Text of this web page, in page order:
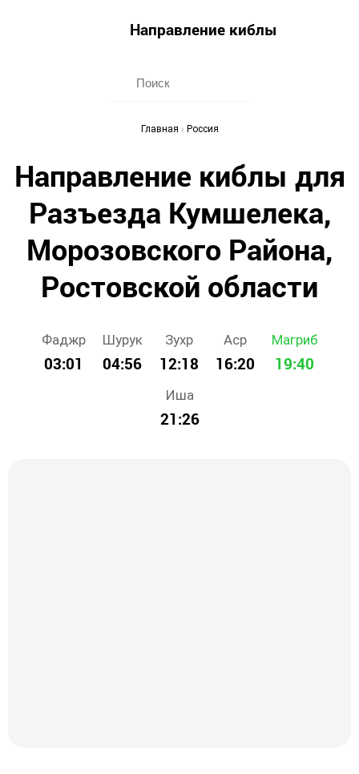
Направление киблы
Главная › Россия
Направление киблы для
Разъезда Кумшелека,
Морозовского Района,
Ростовской области
Фаджр
03:01
Шурук
04:56
Зухр
12:18
Аср
16:20
Магриб
19:40
Иша
21:26